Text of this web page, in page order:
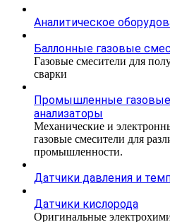
Аналитическое
Баллонные газовые
Газовые смесители для
сварки
Промышленные
анализаторы
Механические и
газовые смесители для
промышленности.
Датчики давления и
Датчики кислорода
Оригинальные